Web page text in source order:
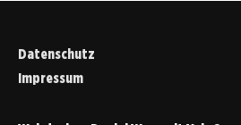
Datenschutz
Impressum